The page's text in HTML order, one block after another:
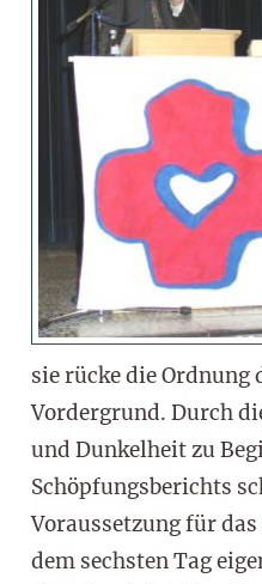
sie rücke die Ordnung
Vordergrund. Durch
und Dunkelheit zu
Schöpfungsberichts
Voraussetzung für
dem sechsten Tag